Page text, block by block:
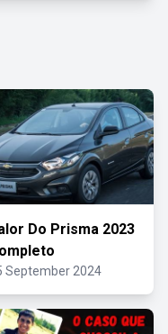
Do Prisma 2023
September 2024